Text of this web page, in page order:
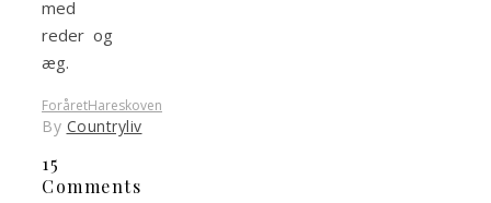
med
reder og
æg.
ForåretHareskoven
By Countryliv
15
Comments